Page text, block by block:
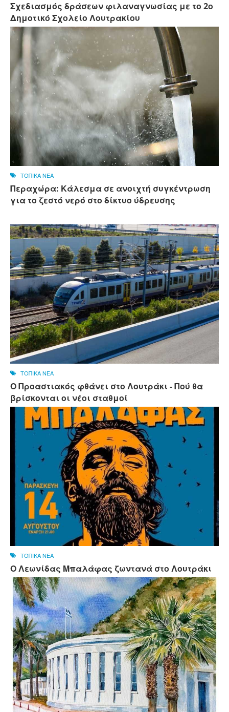
Σχεδιασμός δράσεων φιλαναγνωσίας με το 2ο
Δημοτικό Σχολείο Λουτρακίου
ΤΟΠΙΚΑ ΝΕΑ
Περαχώρα: Κάλεσμα σε ανοιχτή συγκέντρωση
για το ζεστό νερό στο δίκτυο ύδρευσης
ΤΟΠΙΚΑ ΝΕΑ
Ο Προαστιακός φθάνει στο Λουτράκι - Πού θα
βρίσκονται οι νέοι σταθμοί
ΤΟΠΙΚΑ ΝΕΑ
Ο Λεωνίδας Μπαλάφας ζωντανά στο Λουτράκι